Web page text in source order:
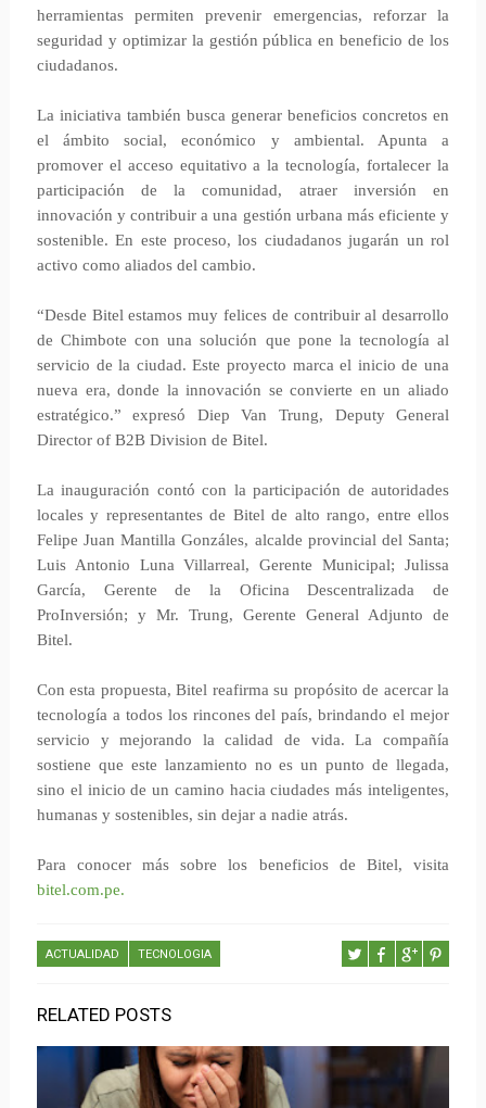
herramientas permiten prevenir emergencias, reforzar la
seguridad y optimizar la gestión pública en beneficio de los
ciudadanos.
La iniciativa también busca generar beneficios concretos en
el ámbito social, económico y ambiental. Apunta a
promover el acceso equitativo a la tecnología, fortalecer la
participación de la comunidad, atraer inversión en
innovación y contribuir a una gestión urbana más eficiente y
sostenible. En este proceso, los ciudadanos jugarán un rol
activo como aliados del cambio.
“Desde Bitel estamos muy felices de contribuir al desarrollo
de Chimbote con una solución que pone la tecnología al
servicio de la ciudad. Este proyecto marca el inicio de una
nueva era, donde la innovación se convierte en un aliado
estratégico.” expresó Diep Van Trung, Deputy General
Director of B2B Division de Bitel.
La inauguración contó con la participación de autoridades
locales y representantes de Bitel de alto rango, entre ellos
Felipe Juan Mantilla Gonzáles, alcalde provincial del Santa;
Luis Antonio Luna Villarreal, Gerente Municipal; Julissa
García, Gerente de la Oficina Descentralizada de
ProInversión; y Mr. Trung, Gerente General Adjunto de
Bitel.
Con esta propuesta, Bitel reafirma su propósito de acercar la
tecnología a todos los rincones del país, brindando el mejor
servicio y mejorando la calidad de vida. La compañía
sostiene que este lanzamiento no es un punto de llegada,
sino el inicio de un camino hacia ciudades más inteligentes,
humanas y sostenibles, sin dejar a nadie atrás.
Para conocer más sobre los beneficios de Bitel, visita
bitel.com.pe.
ACTUALIDAD TECNOLOGIA
RELATED POSTS